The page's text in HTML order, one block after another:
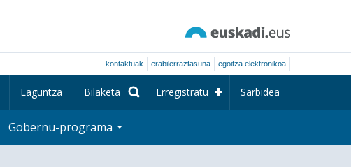
kontaktuak erabilerraztasuna egoitza elektronikoa
Laguntza Bilaketa Erregistratu Sarbidea
Gobernu-programa